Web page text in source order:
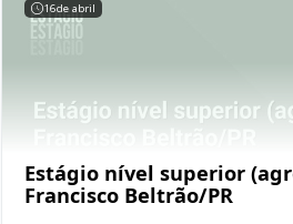
16de abril
Estágio nível superior
Francisco Beltrão/PR